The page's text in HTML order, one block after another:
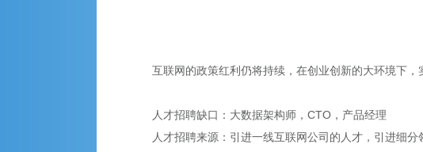
互联网的政策红利仍将持续，在创业创新的大环境下
人才招聘缺口：大数据架构师，CTO，产品经理
人才招聘来源：引进一线互联网公司的人才，引进细